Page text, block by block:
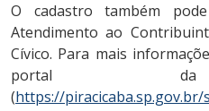
O cadastro também
Atendimento ao
Cívico. Para mais
portal da
(https://